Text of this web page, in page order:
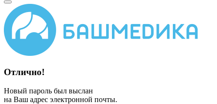
Отлично!
Новый пароль был выслан
на Ваш адрес электронной почты.